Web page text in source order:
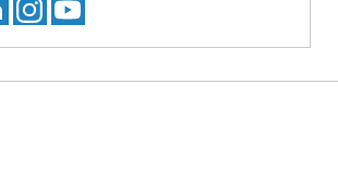
SIE UNS AUF BLUESKY
SIE UNS AUF
SIE UNS BEI
BESUCHEN SIE UNSER
UNSER VIDEO-